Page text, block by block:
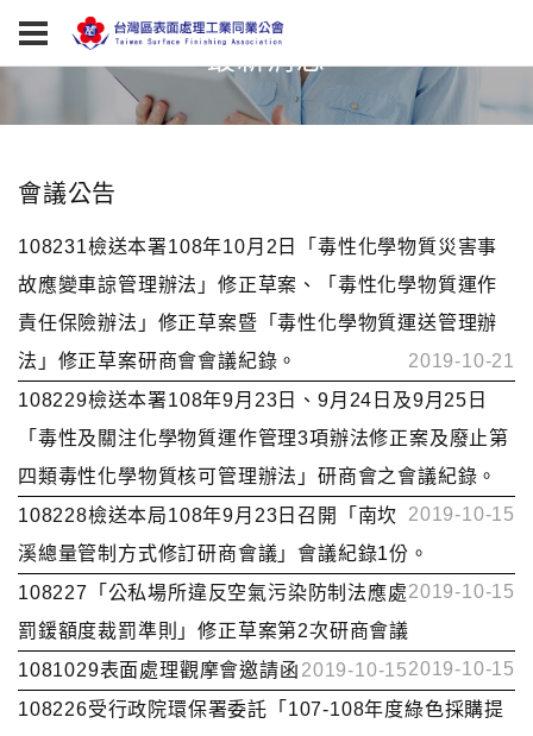
最新消息
會議公告
108231檢送本署108年10月2日「毒性化學物質災害事
故應變車諒管理辦法」修正草案、「毒性化學物質運作
責任保險辦法」修正草案暨「毒性化學物質運送管理辦
法」修正草案研商會會議紀錄。
2019-10-21
108229檢送本署108年9月23日、9月24日及9月25日
「毒性及關注化學物質運作管理3項辦法修正案及廢止第
四類毒性化學物質核可管理辦法」研商會之會議紀錄。
2019-10-15
108228檢送本局108年9月23日召開「南坎
溪總量管制方式修訂研商會議」會議紀錄1份。
2019-10-15
108227「公私場所違反空氣污染防制法應處
罰鍰額度裁罰準則」修正草案第2次研商會議
2019-10-15
1081029表面處理觀摩會邀請函 2019-10-15
108226受行政院環保署委託「107-108年度綠色採購提